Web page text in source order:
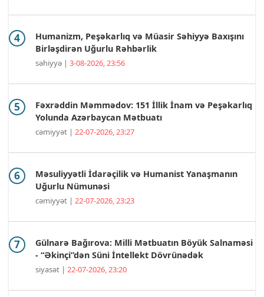
Humanizm, Peşəkarlıq və Müasir Səhiyyə Baxışını
Birləşdirən Uğurlu Rəhbərlik
səhiyyə | 3-08-2026, 23:56
Fəxrəddin Məmmədov: 151 İllik İnam və Peşəkarlıq
Yolunda Azərbaycan Mətbuatı
cəmiyyət | 22-07-2026, 23:27
Məsuliyyətli İdarəçilik və Humanist Yanaşmanın
Uğurlu Nümunəsi
cəmiyyət | 22-07-2026, 23:23
Gülnarə Bağırova: Milli Mətbuatın Böyük Salnaməsi
- “Əkinçi”dən Süni İntellekt Dövrünədək
siyasət | 22-07-2026, 23:20